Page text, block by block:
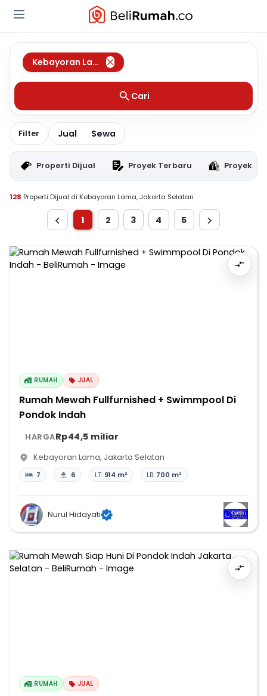
Kebayoran Lama ,Jakarta Selatan
Cari
Filter Jual Sewa
Properti Dijual Proyek Terbaru Proyek
128 Properti Dijual di Kebayoran Lama, Jakarta Selatan
1 2 3 4 5
RUMAH JUAL
Rumah Mewah Fullfurnished + Swimmpool Di
Pondok Indah
HARGARp44,5 miliar
Kebayoran Lama, Jakarta Selatan
7 6 LT: 914 m² LB: 700 m²
Nurul Hidayati
RUMAH JUAL